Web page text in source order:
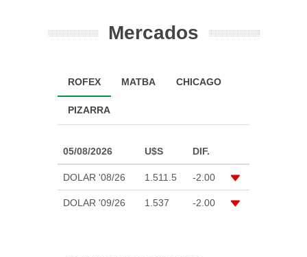
Mercados
ROFEX MATBA CHICAGO
PIZARRA
05/08/2026 U$S DIF.
DOLAR '08/26 1.511.5 -2.00
DOLAR '09/26 1.537 -2.00